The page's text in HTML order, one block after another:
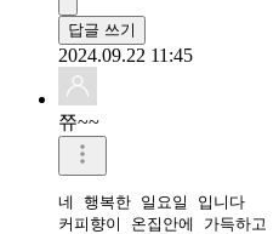
답글 쓰기
2024.09.22 11:45
쮸~~
네 행복한 일요일 입니다
커피향이 온집안에 가득하고